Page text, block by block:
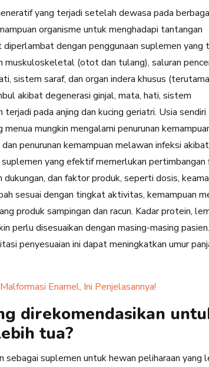
yang terjadi setelah dewasa pada
organisme untuk menghadapi tantangan
dengan penggunaan suplemen yang
(otot dan tulang), saluran
sistem saraf, dan organ indera khusus (terutama
akibat degenerasi ginjal, mata, hati, sistem
pada anjing dan kucing geriatri. Usia sendiri
mungkin mengalami penurunan
penurunan kemampuan melawan infeksi akibat
yang efektif memerlukan
dan faktor produk, seperti dosis,
sesuai dengan tingkat aktivitas, kemampuan
produk sampingan dan racun. Kadar protein,
perlu disesuaikan dengan masing-masing pasien.
penyesuaian ini dapat meningkatkan umur
Enamel, Ini Penjelasannya!
direkomendasikan
tua?
suplemen untuk hewan peliharaan yang